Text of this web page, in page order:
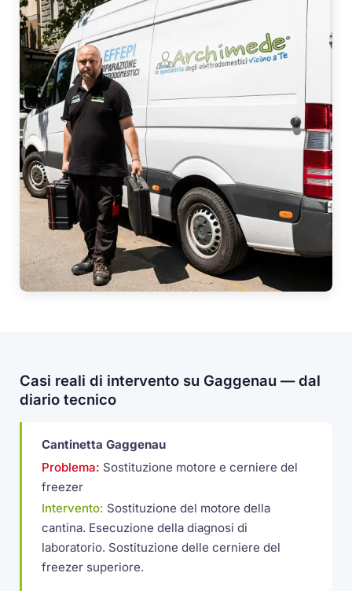
Casi reali di intervento su Gaggenau — dal
diario tecnico
Cantinetta Gaggenau
Problema: Sostituzione motore e cerniere del
freezer
Intervento: Sostituzione del motore della
cantina. Esecuzione della diagnosi di
laboratorio. Sostituzione delle cerniere del
freezer superiore.